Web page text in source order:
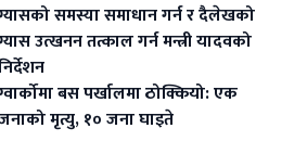
समस्या समाधान गर्न र दैलेखको
उत्खनन तत्काल गर्न मन्त्री यादवको
बस पर्खालमा ठोक्कियो: एक
मृत्यु, १० जना घाइते